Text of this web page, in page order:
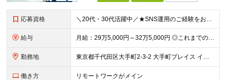
応募資格 ＼20代・30代活躍中／★SNS運用のご経験をお持ちの方は必見！あなたの挑戦を当社は歓迎します！ 【必須条件】 ◎公式SNS（X、Instagram、TikTok、YouTubeなど）の運用経験があ
給与 月給：29万5,000円～32万5,000円 ◎これまでの経験と能力を考慮の上、決定します！ ☆明確な評価制度とキャリア形成 当社では個人の頑張りを反映する明確な評価制度を設けています。将来にわた
勤務地 東京都千代田区大手町2-3-2 大手町プレイス イーストタワー6階
働き方 リモートワークがメイン